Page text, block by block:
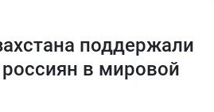
поддержали
в мировой